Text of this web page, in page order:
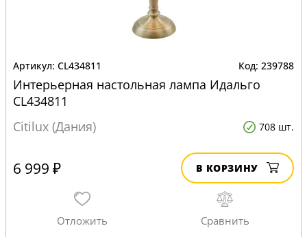
CL434811 239788
Интерьерная настольная лампа Идальго
CL434811
Citilux (Дания)
708 шт.
6 999 ₽ В КОРЗИНУ